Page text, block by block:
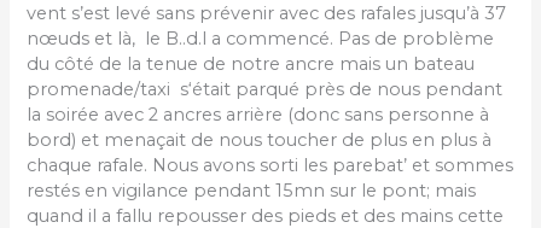
vent s’est levé sans prévenir avec des rafales jusqu’à 37
nœuds et là, le B..d.l a commencé. Pas de problème
du côté de la tenue de notre ancre mais un bateau
promenade/taxi s‘était parqué près de nous pendant
la soirée avec 2 ancres arrière (donc sans personne à
bord) et menaçait de nous toucher de plus en plus à
chaque rafale. Nous avons sorti les parebat’ et sommes
restés en vigilance pendant 15mn sur le pont; mais
quand il a fallu repousser des pieds et des mains cette